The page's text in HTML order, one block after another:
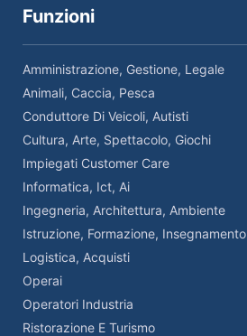
Funzioni
Amministrazione, Gestione, Legale
Animali, Caccia, Pesca
Conduttore Di Veicoli, Autisti
Cultura, Arte, Spettacolo, Giochi
Impiegati Customer Care
Informatica, Ict, Ai
Ingegneria, Architettura, Ambiente
Istruzione, Formazione, Insegnamento
Logistica, Acquisti
Operai
Operatori Industria
Ristorazione E Turismo